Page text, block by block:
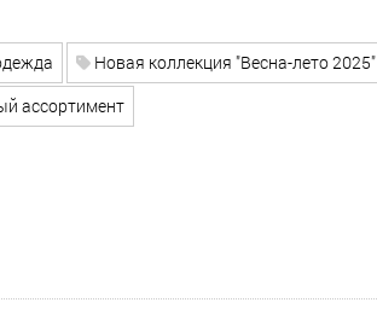
Новая коллекция "Весна-лето 2025"
ассортимент